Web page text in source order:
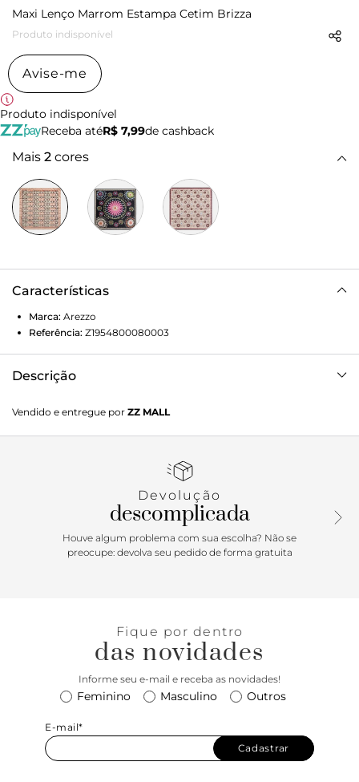
Maxi Lenço Marrom Estampa Cetim Brizza
Produto indisponível
Avise-me
Produto indisponível
Receba atéR$ 7,99de cashback
Mais 2 cores
Características
Marca: Arezzo
Referência: Z1954800080003
Descrição
mosaico e toque acetinado. Com borda listrada e logo
Brizza. O acessório vem embalado em uma caixa
Vendido e entregue por ZZ MALL
Devolução
descomplicada
Houve algum problema com sua escolha? Não se
preocupe: devolva seu pedido de forma gratuita
Fique por dentro
das novidades
Informe seu e-mail e receba as novidades!
Feminino Masculino Outros
E-mail*
Cadastrar